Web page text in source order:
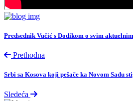
Predsednik Vučić s Dodikom o svim
Prethodna
Srbi sa Kosova koji pešače ka Novom Sadu
Sledeća